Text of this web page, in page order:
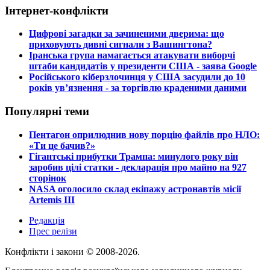
Інтернет-конфлікти
​Цифрові загадки за зачиненими дверима: що
приховують дивні сигнали з Вашингтона?
​Іранська група намагається атакувати виборчі
штаби кандидатів у президенти США - заява Google
​Російського кіберзлочинця у США засудили до 10
років ув’язнення - за торгівлю краденими даними
Популярні теми
​Пентагон оприлюднив нову порцію файлів про НЛО:
«Ти це бачив?»
​Гігантські прибутки Трампа: минулого року він
заробив цілі статки - декларація про майно на 927
сторінок
​NASA оголосило склад екіпажу астронавтів місії
Artemis III
Редакція
Прес релізи
Конфлікти і закони © 2008-2026.